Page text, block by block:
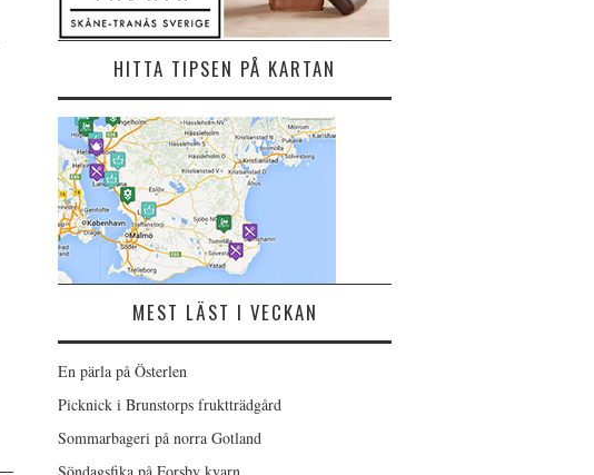
HITTA TIPSEN PÅ KARTAN
MEST LÄST I VECKAN
En pärla på Österlen
Picknick i Brunstorps fruktträdgård
Sommarbageri på norra Gotland